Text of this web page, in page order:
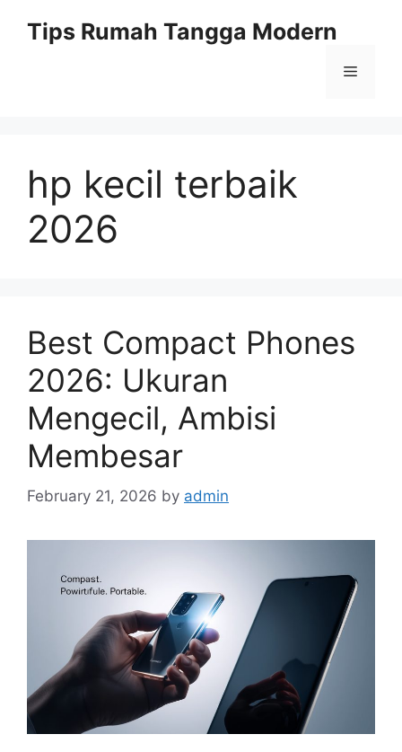
Tips Rumah Tangga Modern
Menu
hp kecil terbaik
2026
Best Compact Phones
2026: Ukuran
Mengecil, Ambisi
Membesar
February 21, 2026 by admin